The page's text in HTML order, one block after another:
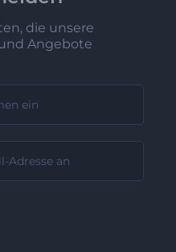
die unsere
Angebote